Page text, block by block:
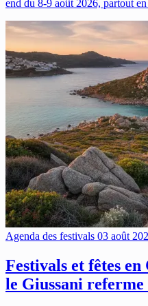
end du 8-9 août 2026, partout
Agenda des festivals 03 août
Festivals et fêtes en
le Giussani referme